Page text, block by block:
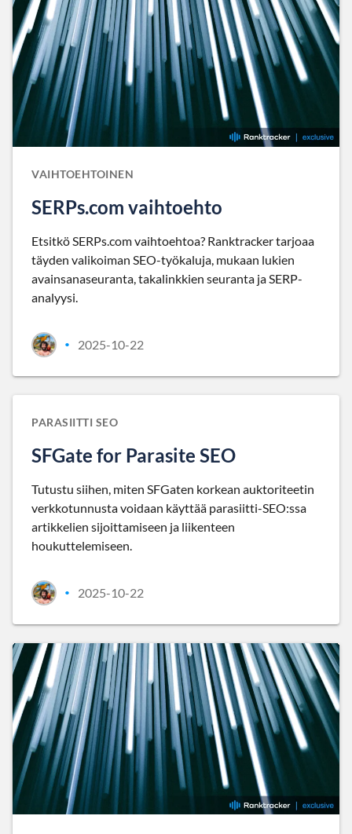
VAIHTOEHTOINEN
SERPs.com vaihtoehto
Etsitkö SERPs.com vaihtoehtoa? Ranktracker tarjoaa
täyden valikoiman SEO-työkaluja, mukaan lukien
avainsanaseuranta, takalinkkien seuranta ja SERP-
analyysi.
• 2025-10-22
PARASIITTI SEO
SFGate for Parasite SEO
Tutustu siihen, miten SFGaten korkean auktoriteetin
verkkotunnusta voidaan käyttää parasiitti-SEO:ssa
artikkelien sijoittamiseen ja liikenteen
houkuttelemiseen.
• 2025-10-22